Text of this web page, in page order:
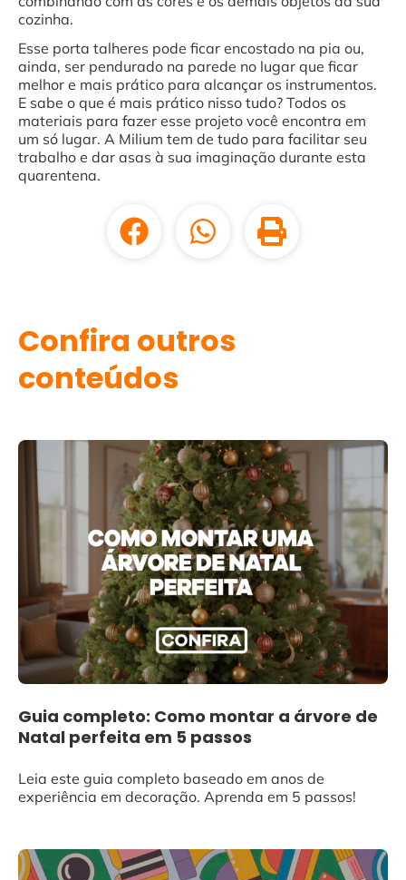
cozinha.
Esse porta talheres pode ficar encostado na pia ou,
ainda, ser pendurado na parede no lugar que ficar
melhor e mais prático para alcançar os instrumentos.
E sabe o que é mais prático nisso tudo? Todos os
materiais para fazer esse projeto você encontra em
um só lugar. A Milium tem de tudo para facilitar seu
trabalho e dar asas à sua imaginação durante esta
quarentena.
Confira outros
conteúdos
Guia completo: Como montar a árvore de
Natal perfeita em 5 passos
Leia este guia completo baseado em anos de
experiência em decoração. Aprenda em 5 passos!